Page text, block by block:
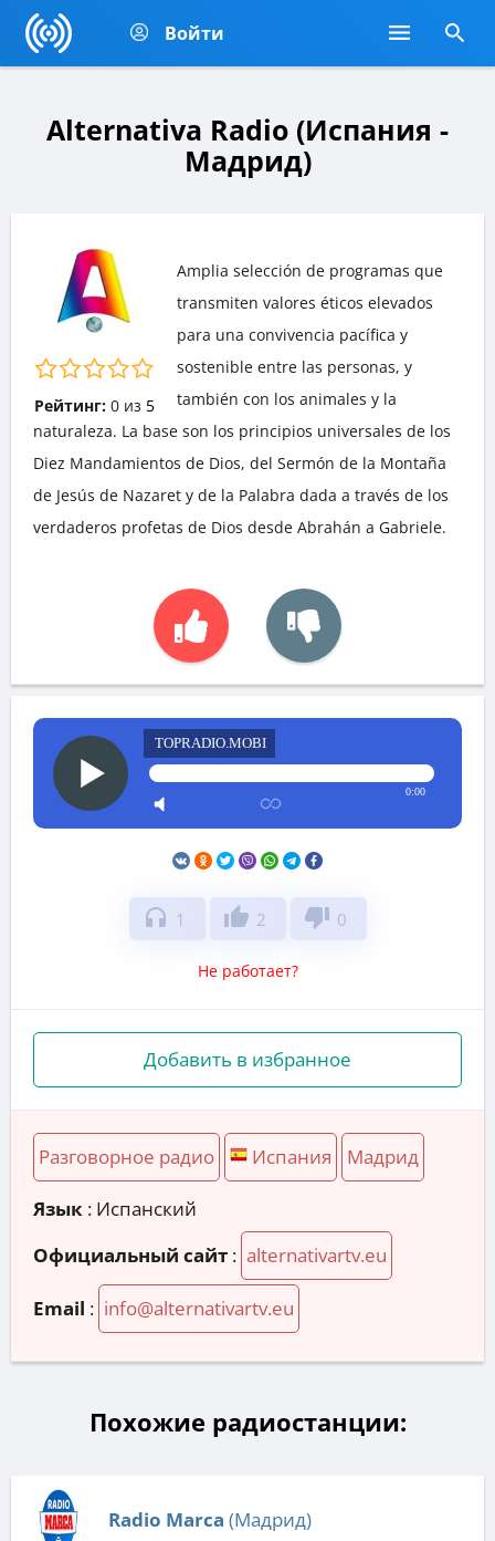
Войти
Alternativa Radio (Испания -
Мадрид)
Рейтинг: 0из 5
Amplia selección de programas que
transmiten valores éticos elevados
para una convivencia pacífica y
sostenible entre las personas, y
también con los animales y la
naturaleza. La base son los principios universales de los
Diez Mandamientos de Dios, del Sermón de la Montaña
de Jesús de Nazaret y de la Palabra dada a través de los
verdaderos profetas de Dios desde Abrahán a Gabriele.
TOPRADIO.MOBI
0:00
headphones 1 thumb_up 2 thumb_down 0
Не работает?
Добавить в избранное
Разговорное радио Испания Мадрид
Язык : Испанский
Официальный сайт : alternativartv.eu
Email : info@alternativartv.eu
Похожие радиостанции:
Radio Marca (Мадрид)